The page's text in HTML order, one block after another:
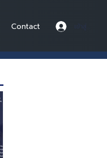
Contact เข้าสู่ระบบ